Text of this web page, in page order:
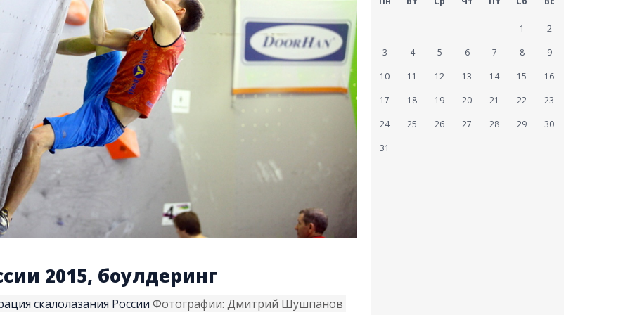
2015, боулдеринг
скалолазания России Фотографии: Дмитрий Шушпанов
1
2
3
4 5 6 7 8
9
10
11 12 13 14 15
16
17
18 19 20 21 22
23
24
25 26 27 28 29
30
31